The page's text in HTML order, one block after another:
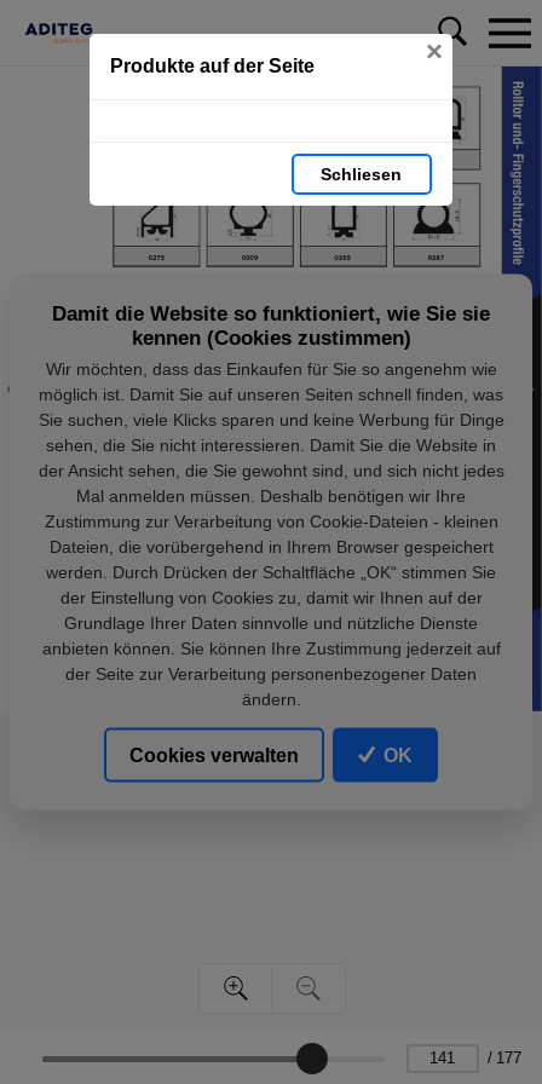
Produkte auf der Seite ×
Schliesen
/ 177
Damit die Website so funktioniert, wie Sie sie
kennen (Cookies zustimmen)
Wir möchten, dass das Einkaufen für Sie so angenehm wie
möglich ist. Damit Sie auf unseren Seiten schnell finden, was
Sie suchen, viele Klicks sparen und keine Werbung für Dinge
sehen, die Sie nicht interessieren. Damit Sie die Website in
der Ansicht sehen, die Sie gewohnt sind, und sich nicht jedes
Mal anmelden müssen. Deshalb benötigen wir Ihre
Zustimmung zur Verarbeitung von Cookie-Dateien - kleinen
Dateien, die vorübergehend in Ihrem Browser gespeichert
werden. Durch Drücken der Schaltfläche „OK“ stimmen Sie
der Einstellung von Cookies zu, damit wir Ihnen auf der
Grundlage Ihrer Daten sinnvolle und nützliche Dienste
anbieten können. Sie können Ihre Zustimmung jederzeit auf
der Seite zur Verarbeitung personenbezogener Daten
ändern.
Cookies verwalten OK